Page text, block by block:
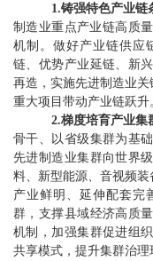
1.铸强特色产业链
制造业重点产业链高质
机制。做好产业链供应
链、优势产业延链、新
再造，实施先进制造业关
重大项目带动产业链跃升
2.梯度培育产业集
骨干、以省级集群为基
先进制造业集群向世界
料、新型能源、音视频装
产业鲜明、延伸配套完
群，支撑县域经济高质
机制，加强集群促进组
共享模式，提升集群治理